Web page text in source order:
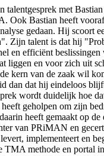
talentgesprek met
Ook Bastian heeft
gedaan. Hij scoort
Zijn talent is dat hij
en efficiënt
liggen en voor zich uit
kern van de zaak wil
dan dat hij eindeloos
wordt duidelijk hoe
geholpen om zijn
heeft gemaakt op de
van PRiMAN en
implementeert en
TMA methode en portal